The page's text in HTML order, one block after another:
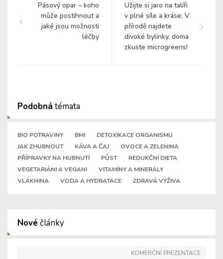
Pásový opar – koho
může postihnout a
jaké jsou možnosti
léčby
Užijte si jaro na talíři
v plné síle a kráse: V
přírodě najdete
divoké bylinky, doma
zkuste microgreens!
Podobná témata
BIO POTRAVINY BMI
DETOXIKACE ORGANISMU
JAK ZHUBNOUT
KÁVA A ČAJ
OVOCE A ZELENINA
PŘÍPRAVKY NA HUBNUTÍ
PŮST
REDUKČNÍ DIETA
VEGETARIÁNI A VEGANI
VITAMÍNY A MINERÁLY
VLÁKNINA
VODA A HYDRATACE ZDRAVÁ VÝŽIVA
Nové články
KOMERČNÍ PREZENTACE